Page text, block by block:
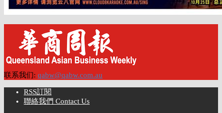
联系我们: qabw@qabw.com.au
RSS訂閱
聯絡我們 Contact Us